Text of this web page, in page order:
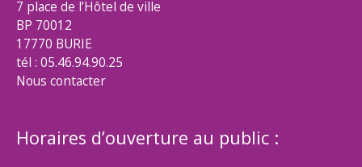
7 place de l’Hôtel de ville
BP 70012
17770 BURIE
tél : 05.46.94.90.25
Nous contacter
Horaires d’ouverture au public :